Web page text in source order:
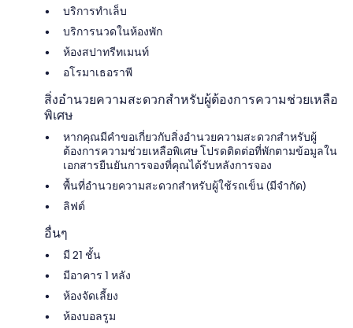
บริการทำเล็บ
บริการนวดในห้องพัก
ห้องสปาทรีทเมนท์
อโรมาเธอราพี
สิ่งอำนวยความสะดวกสำหรับผู้ต้องการความช่วยเหลือ
พิเศษ
หากคุณมีคำขอเกี่ยวกับสิ่งอำนวยความสะดวกสำหรับผู้
ต้องการความช่วยเหลือพิเศษ โปรดติดต่อที่พักตามข้อมูลใน
เอกสารยืนยันการจองที่คุณได้รับหลังการจอง
พื้นที่อำนวยความสะดวกสำหรับผู้ใช้รถเข็น (มีจำกัด)
ลิฟต์
อื่นๆ
มี 21 ชั้น
มีอาคาร 1 หลัง
ห้องจัดเลี้ยง
ห้องบอลรูม